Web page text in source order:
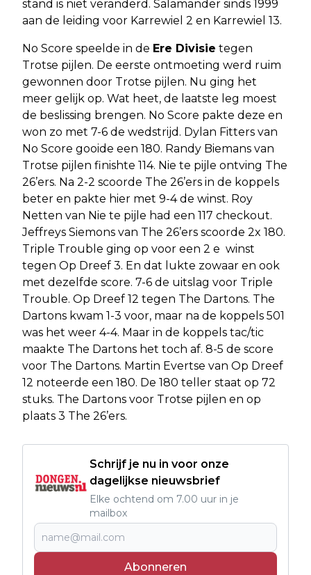
stand is niet veranderd. Salamander sinds 1999
aan de leiding voor Karrewiel 2 en Karrewiel 13.
No Score speelde in de Ere Divisie tegen
Trotse pijlen. De eerste ontmoeting werd ruim
gewonnen door Trotse pijlen. Nu ging het
meer gelijk op. Wat heet, de laatste leg moest
de beslissing brengen. No Score pakte deze en
won zo met 7-6 de wedstrijd. Dylan Fitters van
No Score gooide een 180. Randy Biemans van
Trotse pijlen finishte 114. Nie te pijle ontving The
26’ers. Na 2-2 scoorde The 26’ers in de koppels
beter en pakte hier met 9-4 de winst. Roy
Netten van Nie te pijle had een 117 checkout.
Jeffreys Siemons van The 26’ers scoorde 2x 180.
Triple Trouble ging op voor een 2 e winst
tegen Op Dreef 3. En dat lukte zowaar en ook
met dezelfde score. 7-6 de uitslag voor Triple
Trouble. Op Dreef 12 tegen The Dartons. The
Dartons kwam 1-3 voor, maar na de koppels 501
was het weer 4-4. Maar in de koppels tac/tic
maakte The Dartons het toch af. 8-5 de score
voor The Dartons. Martin Evertse van Op Dreef
12 noteerde een 180. De 180 teller staat op 72
stuks. The Dartons voor Trotse pijlen en op
plaats 3 The 26’ers.
Schrijf je nu in voor onze
dagelijkse nieuwsbrief
Elke ochtend om 7.00 uur in je
mailbox
Abonneren